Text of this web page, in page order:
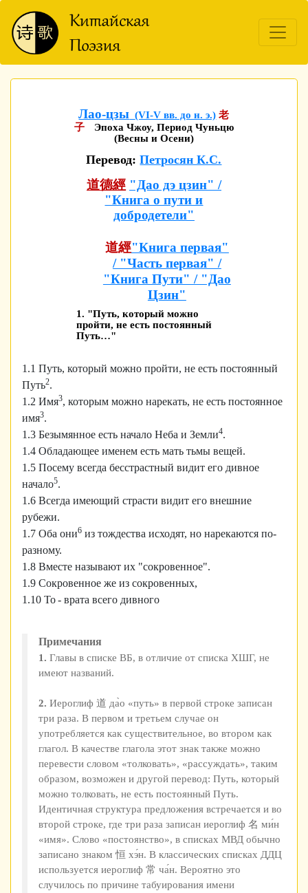
Лао-цзы (VI-V вв. до н. э.) 老
子
Эпоха Чжоу, Период Чуньцю
(Весны и Осени)
Перевод:Петросян К.С.
道德經 "Дао дэ цзин" /
"Книга о пути и
добродетели"
道經"Книга первая"
/ "Часть первая" /
"Книга Пути" / "Дао
Цзин"
1. "Путь, который можно
пройти, не есть постоянный
Путь…"
1.1 Путь, который можно пройти, не есть постоянный
Путь2.
1.2 Имя3, которым можно нарекать, не есть постоянное
имя3.
1.3 Безымянное есть начало Неба и Земли4.
1.4 Обладающее именем есть мать тьмы вещей.
1.5 Посему всегда бесстрастный видит его дивное
начало5.
1.6 Всегда имеющий страсти видит его внешние
рубежи.
1.7 Оба они6 из тождества исходят, но нарекаются по-
разному.
1.8 Вместе называют их "сокровенное".
1.9 Сокровенное же из сокровенных,
1.10 То - врата всего дивного
Примечания
1. Главы в списке ВБ, в отличие от списка ХШГ, не
имеют названий.
2. Иероглиф 道 да̀о «путь» в первой строке записан
три раза. В первом и третьем случае он
употребляется как существительное, во втором как
глагол. В качестве глагола этот знак также можно
перевести словом «толковать», «рассуждать», таким
образом, возможен и другой перевод: Путь, который
можно толковать, не есть постоянный Путь.
Идентичная структура предложения встречается и во
второй строке, где три раза записан иероглиф 名 ми́н
«имя». Слово «постоянство», в списках МВД обычно
записано знаком 恒 хэ́н. В классических списках ДДЦ
используется иероглиф 常 ча́н. Вероятно это
случилось по причине табуирования имени